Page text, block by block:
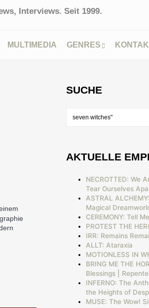
Interviews. Seit 1999.
MULTIMEDIA GENRES
SUCHE
AKTUELLE
NECROTTED: We
Tear Ourselves
ASTRAL
Magical
CEREMONY: Tell
PROTEST THE
IRR: Remains
ALLT: Ataraxia
MOTIONLESS IN
BRING ME THE
Blessings |
INFERNO: The
the Heights of
MUSE: The Wow!